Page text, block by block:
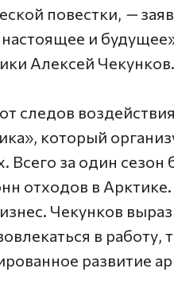
повестки, —
и
Алексей Чекунков.
следов
который
Всего за один сезон
отходов в
Чекунков
в работу,
развитие